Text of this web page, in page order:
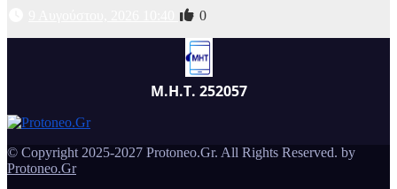
0
Μ.Η.Τ. 252057
© Copyright 2025-2027 Protoneo.Gr. All Rights Reserved. by
Protoneo.Gr